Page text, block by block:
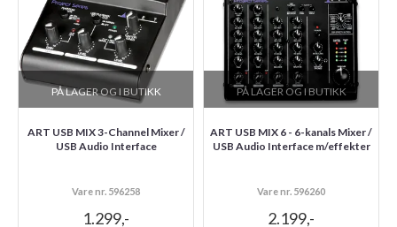
PÅ LAGER OG I BUTIKK
ART USB MIX 3-Channel Mixer /
USB Audio Interface
Vare nr. 596258
1.299,-
PÅ LAGER OG I BUTIKK
ART USB MIX 6 - 6-kanals Mixer /
USB Audio Interface m/effekter
Vare nr. 596260
2.199,-